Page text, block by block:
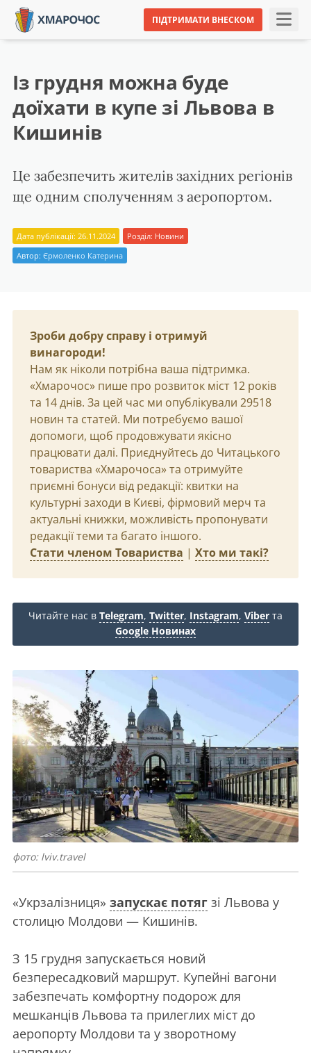
ПІДТРИМАТИ ВНЕСКОМ
Із грудня можна буде
доїхати в купе зі Львова в
Кишинів
Це забезпечить жителів західних регіонів
ще одним сполученням з аеропортом.
Дата публікації: 26.11.2024 Розділ: Новини
Автор: Єрмоленко Катерина
Зроби добру справу і отримуй
винагороди!
Нам як ніколи потрібна ваша підтримка.
«Хмарочос» пише про розвиток міст 12 років
та 14 днів. За цей час ми опублікували 29518
новин та статей. Ми потребуємо вашої
допомоги, щоб продовжувати якісно
працювати далі. Приєднуйтесь до Читацького
товариства «Хмарочоса» та отримуйте
приємні бонуси від редакції: квитки на
культурні заходи в Києві, фірмовий мерч та
актуальні книжки, можливість пропонувати
редакції теми та багато іншого.
Стати членом Товариства | Хто ми такі?
Читайте нас в Telegram, Twitter, Instagram, Viber та
Google Новинах
фото: lviv.travel
«Укрзалізниця» запускає потяг зі Львова у
столицю Молдови — Кишинів.
З 15 грудня запускається новий
безпересадковий маршрут. Купейні вагони
забезпечать комфортну подорож для
мешканців Львова та прилеглих міст до
аеропорту Молдови та у зворотному